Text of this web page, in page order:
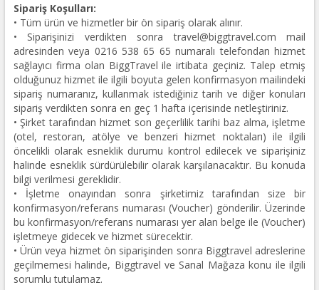
Sipariş Koşulları:
• Tüm ürün ve hizmetler bir ön sipariş olarak alınır.
• Siparişinizi verdikten sonra travel@biggtravel.com mail
adresinden veya 0216 538 65 65 numaralı telefondan hizmet
sağlayıcı firma olan BiggTravel ile irtibata geçiniz. Talep etmiş
olduğunuz hizmet ile ilgili boyuta gelen konfirmasyon mailindeki
sipariş numaranız, kullanmak istediğiniz tarih ve diğer konuları
sipariş verdikten sonra en geç 1 hafta içerisinde netleştiriniz.
• Şirket tarafından hizmet son geçerlilik tarihi baz alma, işletme
(otel, restoran, atölye ve benzeri hizmet noktaları) ile ilgili
öncelikli olarak esneklik durumu kontrol edilecek ve siparişiniz
halinde esneklik sürdürülebilir olarak karşılanacaktır. Bu konuda
bilgi verilmesi gereklidir.
• İşletme onayından sonra şirketimiz tarafından size bir
konfirmasyon/referans numarası (Voucher) gönderilir. Üzerinde
bu konfirmasyon/referans numarası yer alan belge ile (Voucher)
işletmeye gidecek ve hizmet sürecektir.
• Ürün veya hizmet ön siparişinden sonra Biggtravel adreslerine
geçilmemesi halinde, Biggtravel ve Sanal Mağaza konu ile ilgili
sorumlu tutulamaz.